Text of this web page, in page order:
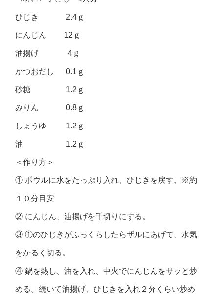
ひじき 2.4ｇ
にんじん 12ｇ
油揚げ 4ｇ
かつおだし 0.1ｇ
砂糖 1.2ｇ
みりん 0.8ｇ
しょうゆ 1.2ｇ
油 1.2ｇ
＜作り方＞
① ボウルに水をたっぷり入れ、ひじきを戻す。※約
１０分目安
② にんじん、油揚げを千切りにする。
③ ①のひじきがふっくらしたらザルにあげて、水気
をかるく切る。
④ 鍋を熱し、油を入れ、中火でにんじんをサッと炒
める。続いて油揚げ、ひじきを入れ２分くらい炒め